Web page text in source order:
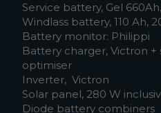
Service battery, Gel
Windlass battery, 110 Ah,
Battery monitor: Philippi
Battery charger, Victron
optimiser
Inverter, Victron
Solar panel, 280 W
Diode battery combiners